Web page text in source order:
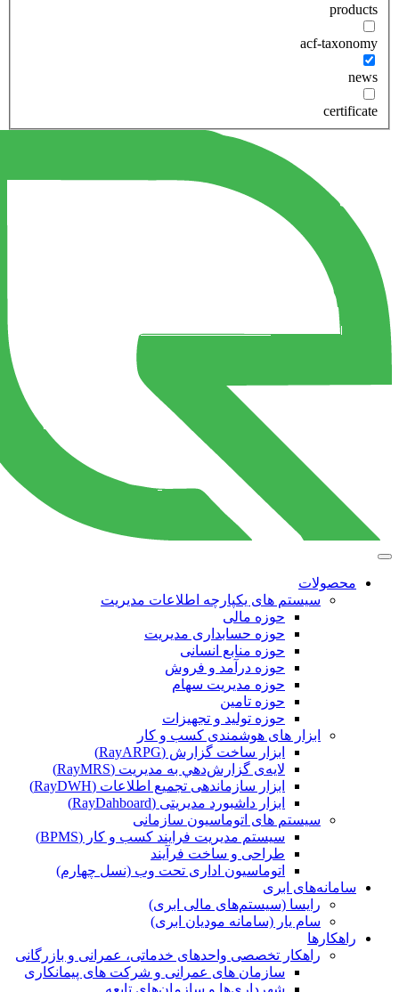
products
acf-taxonomy
news
certificate
محصولات
سیستم های یکپارچه اطلاعات مدیریت
حوزه مالی
حوزه حسابداری مدیریت
حوزه منابع انسانی
حوزه درآمد و فروش
حوزه مدیریت سهام
حوزه تامین
حوزه تولید و تجهیزات
ابزار های هوشمندی کسب و کار
ابزار ساخت گزارش (RayARPG)
لایه‌ی گزارش‌دهي به مديريت (RayMRS)
ابزار سازماندهی تجمیع اطلاعات (RayDWH)
ابزار داشبورد مدیریتی (RayDahboard)
سیستم های اتوماسیون سازمانی
سیستم مدیریت فرایند کسب و کار (BPMS)
طراحی و ساخت فرآیند
اتوماسیون اداری تحت وب (نسل چهارم)
سامانه‌های ابری
رایسا (سیستم‌های مالی ابری)
سام یار (سامانه مودیان ابری)
راهکارها
راهکار تخصصی واحدهای خدماتی، عمرانی و بازرگانی
سازمان های عمرانی و شرکت های پیمانکاری
شهرداری‌ها و سازمان‌های تابعه